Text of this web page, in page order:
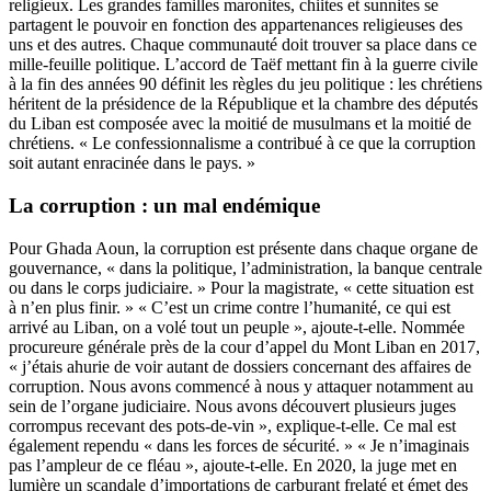
religieux. Les grandes familles maronites, chiites et sunnites se
partagent le pouvoir en fonction des appartenances religieuses des
uns et des autres. Chaque communauté doit trouver sa place dans ce
mille-feuille politique. L’accord de Taëf mettant fin à la guerre civile
à la fin des années 90 définit les règles du jeu politique : les chrétiens
héritent de la présidence de la République et la chambre des députés
du Liban est composée avec la moitié de musulmans et la moitié de
chrétiens. « Le confessionnalisme a contribué à ce que la corruption
soit autant enracinée dans le pays. »
La corruption : un mal endémique
Pour Ghada Aoun, la corruption est présente dans chaque organe de
gouvernance, « dans la politique, l’administration, la banque centrale
ou dans le corps judiciaire. » Pour la magistrate, « cette situation est
à n’en plus finir. » « C’est un crime contre l’humanité, ce qui est
arrivé au Liban, on a volé tout un peuple », ajoute-t-elle. Nommée
procureure générale près de la cour d’appel du Mont Liban en 2017,
« j’étais ahurie de voir autant de dossiers concernant des affaires de
corruption. Nous avons commencé à nous y attaquer notamment au
sein de l’organe judiciaire. Nous avons découvert plusieurs juges
corrompus recevant des pots-de-vin », explique-t-elle. Ce mal est
également rependu « dans les forces de sécurité. » « Je n’imaginais
pas l’ampleur de ce fléau », ajoute-t-elle. En 2020, la juge met en
lumière un scandale d’importations de carburant frelaté et émet des